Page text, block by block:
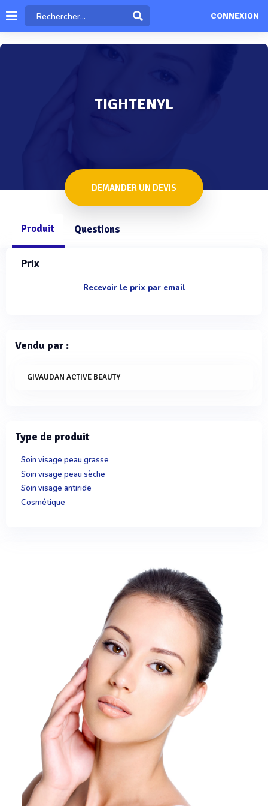
CONNEXION
TIGHTENYL
DEMANDER UN DEVIS
Produit Questions
Prix
Recevoir le prix par email
Vendu par :
GIVAUDAN ACTIVE BEAUTY
Type de produit
Soin visage peau grasse
Soin visage peau sèche
Soin visage antiride
Cosmétique